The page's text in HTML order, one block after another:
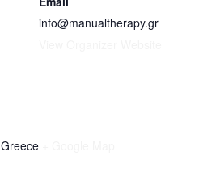
Greece
info@manualtherapy.gr